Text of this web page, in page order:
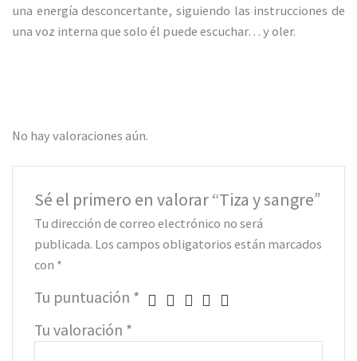
una energía desconcertante, siguiendo las instrucciones de
una voz interna que solo él puede escuchar… y oler.
No hay valoraciones aún.
Sé el primero en valorar “Tiza y sangre”
Tu dirección de correo electrónico no será
publicada. Los campos obligatorios están marcados
con *
Tu puntuación *
Tu valoración *